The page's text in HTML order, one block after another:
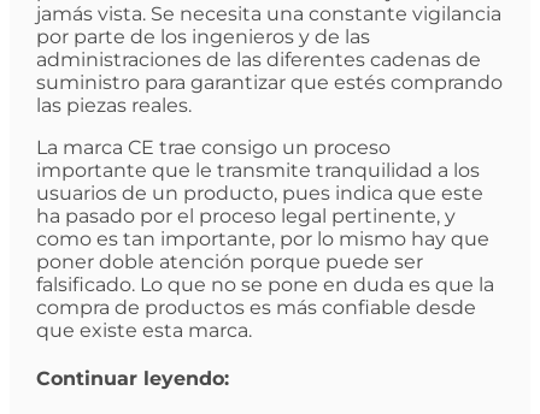
jamás vista. Se necesita una constante vigilancia
por parte de los ingenieros y de las
administraciones de las diferentes cadenas de
suministro para garantizar que estés comprando
las piezas reales.
La marca CE trae consigo un proceso
importante que le transmite tranquilidad a los
usuarios de un producto, pues indica que este
ha pasado por el proceso legal pertinente, y
como es tan importante, por lo mismo hay que
poner doble atención porque puede ser
falsificado. Lo que no se pone en duda es que la
compra de productos es más confiable desde
que existe esta marca.
Continuar leyendo: